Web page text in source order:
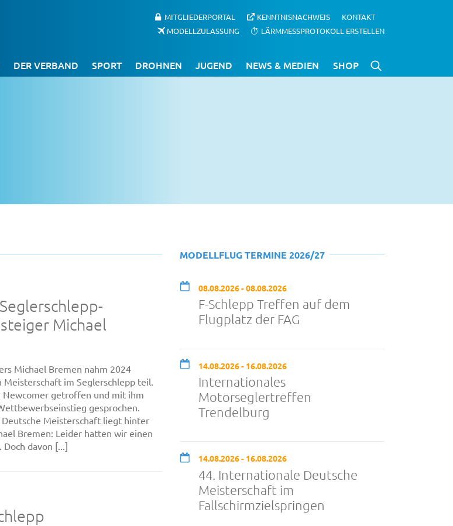
MITGLIEDERPORTAL KENNTNISNACHWEIS
KONTAKT
MODELLZULASSUNG
LÄRMMESSPROTOKOLL ERSTELLEN
DER VERBAND SPORT DROHNEN JUGEND NEWS & MEDIEN SHOP
Michael
Michael Bremen nahm 2024
Meisterschaft im Seglerschlepp teil.
Newcomer getroffen und mit ihm
gesprochen.
Meisterschaft liegt hinter
Bremen: Leider hatten wir einen
davon [...]
MODELLFLUG TERMINE 2026/27
08.08.2026 - 08.08.2026
F-Schlepp Treffen auf dem
Flugplatz der FAG
14.08.2026 - 16.08.2026
Internationales
Motorseglertreffen
Trendelburg
14.08.2026 - 16.08.2026
44. Internationale Deutsche
Meisterschaft im
Fallschirmzielspringen